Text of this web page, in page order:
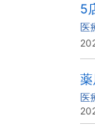
5
医
医